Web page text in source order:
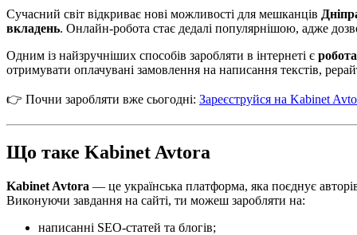
Сучасний світ відкриває нові можливості для мешканців
вкладень. Онлайн-робота стає дедалі популярнішою, адже
Одним із найзручніших способів заробляти в інтернеті є
отримувати оплачувані замовлення на написання текстів,
👉 Почни заробляти вже сьогодні: Зареєструйся на Kabinet
Що таке Kabinet Avtora
Kabinet Avtora — це українська платформа, яка поєднує
Виконуючи завдання на сайті, ти можеш заробляти на:
написанні SEO-статей та блогів;